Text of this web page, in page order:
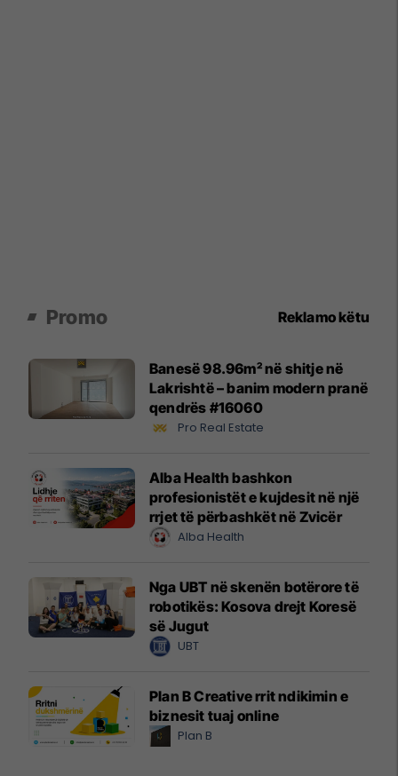
Promo Reklamo këtu
Banesë 98.96m² në shitje në
Lakrishtë – banim modern pranë
qendrës #16060
Pro Real Estate
Alba Health bashkon
profesionistët e kujdesit në një
rrjet të përbashkët në Zvicër
Alba Health
Nga UBT në skenën botërore të
robotikës: Kosova drejt Koresë
së Jugut
UBT
Plan B Creative rrit ndikimin e
biznesit tuaj online
Plan B